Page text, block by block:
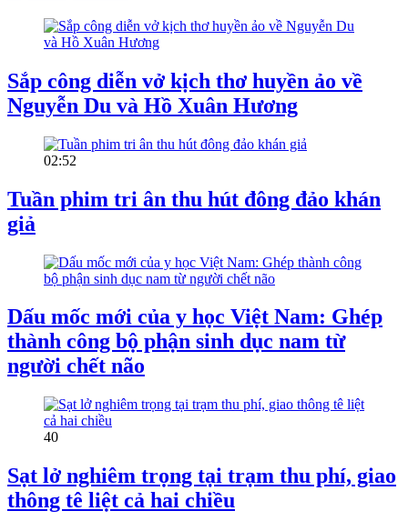
Sắp công diễn vở kịch thơ huyền ảo về
Nguyễn Du và Hồ Xuân Hương
02:52
Tuần phim tri ân thu hút đông đảo khán
giả
Dấu mốc mới của y học Việt Nam: Ghép
thành công bộ phận sinh dục nam từ
người chết não
40
Sạt lở nghiêm trọng tại trạm thu phí, giao
thông tê liệt cả hai chiều